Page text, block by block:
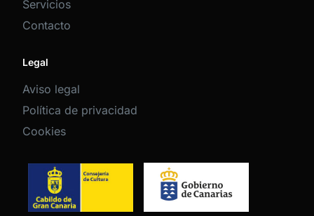
Servicios
Contacto
Legal
Aviso legal
Política de privacidad
Cookies